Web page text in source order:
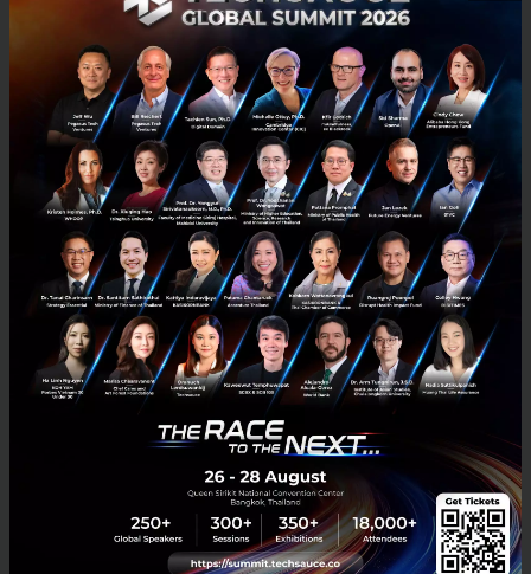
KIDLetCoin Linda Liukas Akshat Mittal Sandee for Good
E-mail :contact@techsauce.co
Tel : 02-001-5375
Mobile : 06-4658-9500
Techsauce Media
About Techsauce
Techsauce Services
Privacy Policy
ส่งบทความ